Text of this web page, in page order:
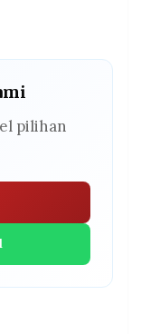
pilihan